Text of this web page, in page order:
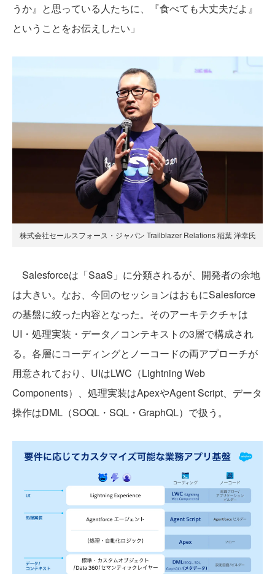
うか』と思っている人たちに、『食べても大丈夫だよ』
ということをお伝えしたい」
株式会社セールスフォース・ジャパン Trailblazer Relations 稲葉 洋幸氏
Salesforceは「SaaS」に分類されるが、開発者の余地
は大きい。なお、今回のセッションはおもにSalesforce
の基盤に絞った内容となった。そのアーキテクチャは
UI・処理実装・データ／コンテキストの3層で構成され
る。各層にコーディングとノーコードの両アプローチが
用意されており、UIはLWC（Lightning Web
Components）、処理実装はApexやAgent Script、データ
操作はDML（SOQL・SQL・GraphQL）で扱う。